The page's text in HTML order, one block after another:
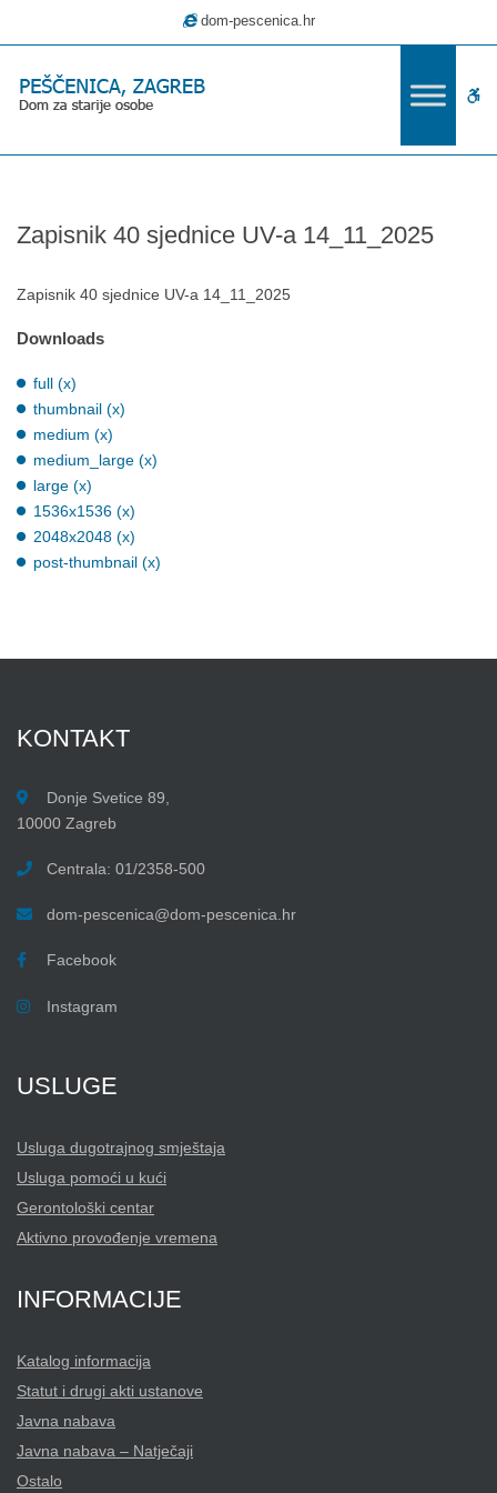
sjednice
UV-
dom-pescenica.hr
Zapisnik 40 sjednice UV-a 14_11_2025
Zapisnik 40 sjednice UV-a 14_11_2025
Downloads
full (x)
thumbnail (x)
medium (x)
medium_large (x)
large (x)
1536x1536 (x)
2048x2048 (x)
post-thumbnail (x)
KONTAKT
Donje Svetice 89,
10000 Zagreb
Centrala: 01/2358-500
dom-pescenica@dom-pescenica.hr
Facebook
Instagram
USLUGE
Usluga dugotrajnog smještaja
Usluga pomoći u kući
Gerontološki centar
Aktivno provođenje vremena
INFORMACIJE
Katalog informacija
Statut i drugi akti ustanove
Javna nabava
Javna nabava – Natječaji
Ostalo